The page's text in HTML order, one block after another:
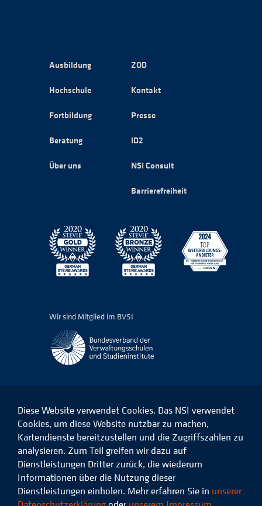
Ausbildung
Hochschule
Fortbildung
Beratung
Über uns
ZOD
Kontakt
Presse
ID2
NSI Consult
Barrierefreiheit
Wir sind Mitglied im BVSI
Das
NSI
Facebook
Das
NSI
auf
LinkedIn
Das
NSI
auf
Instagram
Das
Xing
Datenschutz Impressum
Diese Website verwendet Cookies. Das NSI verwendet
Cookies, um diese Website nutzbar zu machen,
Kartendienste bereitzustellen und die Zugriffszahlen zu
analysieren. Zum Teil greifen wir dazu auf
Dienstleistungen Dritter zurück, die wiederum
Informationen über die Nutzung dieser
Dienstleistungen einholen. Mehr erfahren Sie in unserer